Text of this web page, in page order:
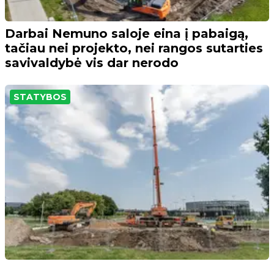
Darbai Nemuno saloje eina į pabaigą,
tačiau nei projekto, nei rangos sutarties
savivaldybė vis dar nerodo
STATYBOS